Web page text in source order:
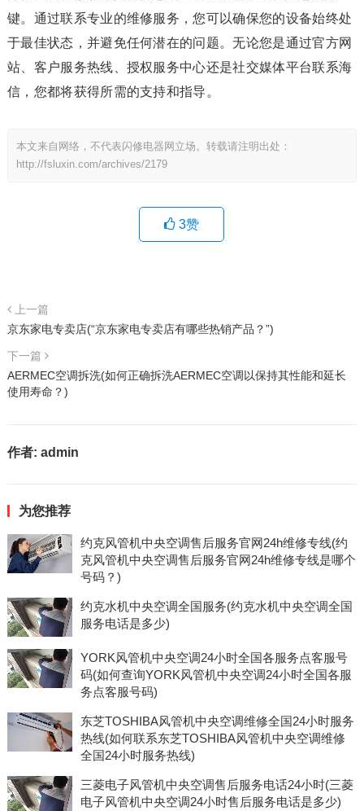
键。通过联系专业的维修服务，您可以确保您的设备始终处
于最佳状态，并避免任何潜在的问题。无论您是通过官方网
站、客户服务热线、授权服务中心还是社交媒体平台联系海
信，您都将获得所需的支持和指导。
本文来自网络，不代表闪修电器网立场。转载请注明出处：
http://fsluxin.com/archives/2179
3赞
上一篇
京东家电专卖店(“京东家电专卖店有哪些热销产品？”)
下一篇
AERMEC空调拆洗(如何正确拆洗AERMEC空调以保持其性能和延长
使用寿命？)
作者: admin
为您推荐
约克风管机中央空调售后服务官网24h维修专线(约
克风管机中央空调售后服务官网24h维修专线是哪个
号码？)
约克水机中央空调全国服务(约克水机中央空调全国
服务电话是多少)
YORK风管机中央空调24小时全国各服务点客服号
码(如何查询YORK风管机中央空调24小时全国各服
务点客服号码)
东芝TOSHIBA风管机中央空调维修全国24小时服务
热线(如何联系东芝TOSHIBA风管机中央空调维修
全国24小时服务热线)
三菱电子风管机中央空调售后服务电话24小时(三菱
电子风管机中央空调24小时售后服务电话是多少)